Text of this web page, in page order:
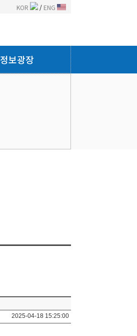
KOR / ENG
정보광장
2025-04-18 15:25:00